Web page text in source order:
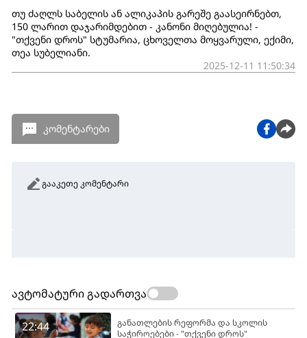
თუ ძაღლს საბელის ან ალიკაპის გარეშე გაასეირნებთ,
150 ლარით დაჯარიმდებით - კანონი მიღებულია! -
"თქვენი დროს" სტუმარია, ცხოველთა მოყვარული, ექიმი,
თეა სუბელიანი.
2025-12-11 11:50:34
კომენტარები
გააკეთე კომენტარი
ავტომატური გადართვა
22:44
განათლების რეფორმა და სკოლის
საჭიროებები - "თქვენი დროს"